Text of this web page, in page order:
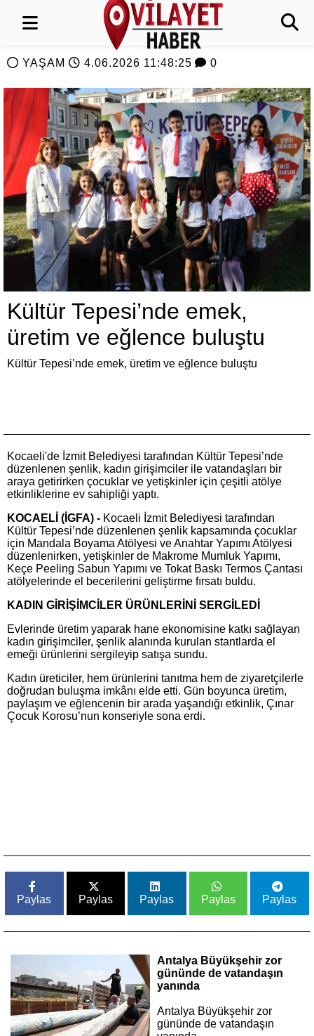
YAŞAM 4.06.2026 11:48:25 0
Kültür Tepesi’nde emek,
üretim ve eğlence buluştu
Kültür Tepesi’nde emek, üretim ve eğlence buluştu
Kocaeli'de İzmit Belediyesi tarafından Kültür Tepesi’nde
düzenlenen şenlik, kadın girişimciler ile vatandaşları bir
araya getirirken çocuklar ve yetişkinler için çeşitli atölye
etkinliklerine ev sahipliği yaptı.
KOCAELİ (İGFA) - Kocaeli İzmit Belediyesi tarafından
Kültür Tepesi’nde düzenlenen şenlik kapsamında çocuklar
için Mandala Boyama Atölyesi ve Anahtar Yapımı Atölyesi
düzenlenirken, yetişkinler de Makrome Mumluk Yapımı,
Keçe Peeling Sabun Yapımı ve Tokat Baskı Termos Çantası
atölyelerinde el becerilerini geliştirme fırsatı buldu.
KADIN GİRİŞİMCİLER ÜRÜNLERİNİ SERGİLEDİ
Evlerinde üretim yaparak hane ekonomisine katkı sağlayan
kadın girişimciler, şenlik alanında kurulan stantlarda el
emeği ürünlerini sergileyip satışa sundu.
Kadın üreticiler, hem ürünlerini tanıtma hem de ziyaretçilerle
doğrudan buluşma imkânı elde etti. Gün boyunca üretim,
paylaşım ve eğlencenin bir arada yaşandığı etkinlik, Çınar
Çocuk Korosu’nun konseriyle sona erdi.
Paylas Paylas Paylas Paylas Paylas
Antalya Büyükşehir zor
gününde de vatandaşın
yanında
Antalya Büyükşehir zor
gününde de vatandaşın